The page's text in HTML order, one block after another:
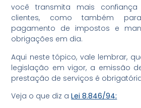
você transmita mais
clientes, como também
pagamento de impostos e
obrigações em dia.
Aqui neste tópico, vale lembrar,
legislação em vigor, a emissão
prestação de serviços é
Veja o que diz aLei 8.846/94: